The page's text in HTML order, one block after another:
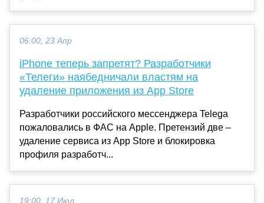
06:00, 23 Апр
iPhone теперь запретят? Разработчики
«Телеги» наябедничали властям на
удаление приложения из App Store
Разработчики российского мессенджера Telega
пожаловались в ФАС на Apple. Претензий две –
удаление сервиса из App Store и блокировка
профиля разработч...
19:00, 17 Июл